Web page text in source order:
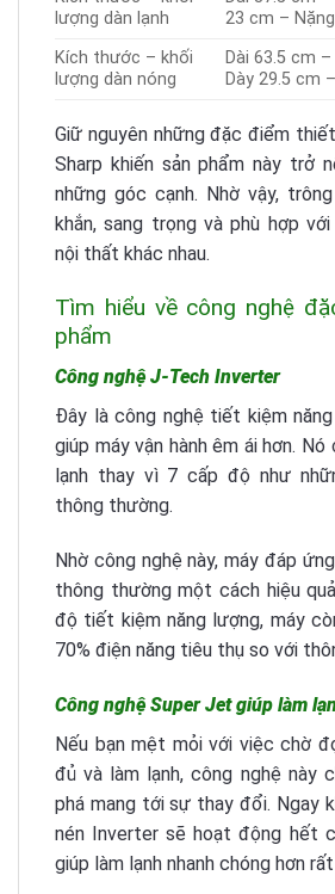
lượng dàn lạnh
23 cm –
Kích thước – khối
lượng dàn nóng
Dài 63.5 cm
Dày 29.5 cm
Giữ nguyên những đặc điểm
Sharp khiến sản phẩm này trở
những góc cạnh. Nhờ vậy,
khắn, sang trọng và phù hợp với
nội thất khác nhau.
Tìm hiểu về công nghệ
phẩm
Công nghệ J-Tech Inverter
Đây là công nghệ tiết kiệm
giúp máy vận hành êm ái hơn.
lạnh thay vì 7 cấp độ như
thông thường.
Nhờ công nghệ này, máy đáp
thông thường một cách hiệu
độ tiết kiệm năng lượng, máy
70% điện năng tiêu thụ so với
Công nghệ Super Jet giúp làm
Nếu bạn mệt mỏi với việc chờ
đủ và làm lạnh, công nghệ này
phá mang tới sự thay đổi. Ngay
nén Inverter sẽ hoạt động hết
giúp làm lạnh nhanh chóng hơn rất